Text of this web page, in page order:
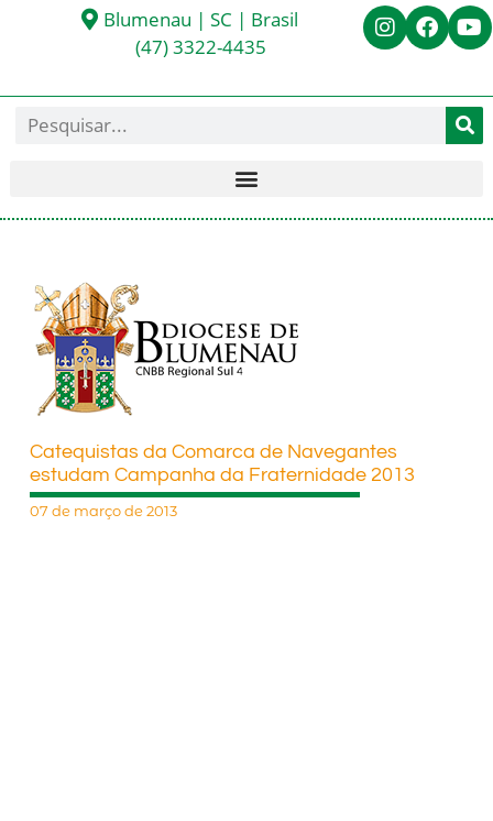
Blumenau | SC | Brasil
(47) 3322-4435
Catequistas da Comarca de Navegantes
estudam Campanha da Fraternidade 2013
07 de março de 2013